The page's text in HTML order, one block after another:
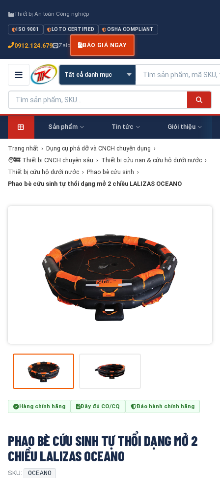
Thiết bị An toàn Công nghiệp
ISO 9001 LOTO CERTIFIED OSHA COMPLIANT
0912.124.679 Zalo BÁO GIÁ NGAY
Sản phẩm Tin tức Giới thiệu
Trang nhất › Dụng cụ phá dỡ và CNCH chuyên dụng ›
🧑‍🚒 Thiết bị CNCH chuyên sâu › Thiết bị cứu nạn & cứu hộ dưới nước ›
Thiết bị cứu hộ dưới nước › Phao bè cứu sinh ›
Phao bè cứu sinh tự thổi dạng mở 2 chiều LALIZAS OCEANO
Hàng chính hãng Đầy đủ CO/CQ Bảo hành chính hãng
PHAO BÈ CỨU SINH TỰ THỔI DẠNG MỞ 2
CHIỀU LALIZAS OCEANO
SKU: OCEANO